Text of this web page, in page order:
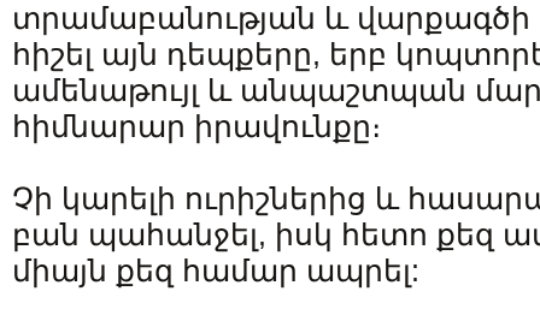
տրամաբանության և վարքագծի
հիշել այն դեպքերը, երբ
ամենաթույլ և անպաշտպան
հիմնարար իրավունքը։
Չի կարելի ուրիշներից և
բան պահանջել, իսկ հետո քեզ
միայն քեզ համար ապրել: